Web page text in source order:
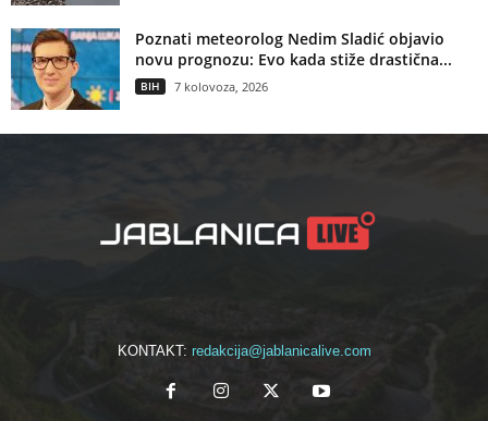
Poznati meteorolog Nedim Sladić objavio
novu prognozu: Evo kada stiže drastična...
BIH 7 kolovoza, 2026
KONTAKT: redakcija@jablanicalive.com